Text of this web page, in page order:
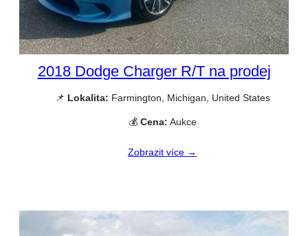
2018 Dodge Charger R/T na prodej
📌 Lokalita: Farmington, Michigan, United States
💰 Cena: Aukce
Zobrazit více →